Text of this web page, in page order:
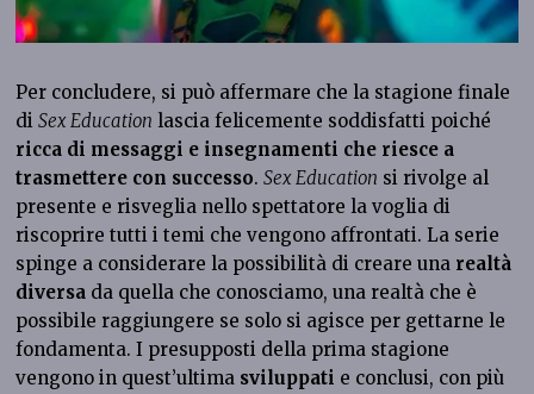
Per concludere, si può affermare che la stagione finale
diSex Education lascia felicemente soddisfatti poiché
ricca di messaggi e insegnamenti che riesce a
trasmettere con successo.Sex Education si rivolge al
presente e risveglia nello spettatore la voglia di
riscoprire tutti i temi che vengono affrontati. La serie
spinge a considerare la possibilità di creare una realtà
diversa da quella che conosciamo, una realtà che è
possibile raggiungere se solo si agisce per gettarne le
fondamenta. I presupposti della prima stagione
vengono in quest’ultima sviluppati e conclusi, con più